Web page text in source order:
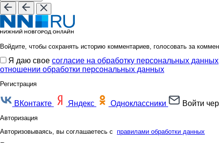
Войдите, чтобы сохранять историю комментариев, голосовать за
Я даю свое согласие на обработку персональных данных
отношении обработки персональных данных
Регистрация
ВКонтакте Яндекс Одноклассники Войти
Авторизация
Авторизовываясь, вы соглашаетесь с правилами обработки данных